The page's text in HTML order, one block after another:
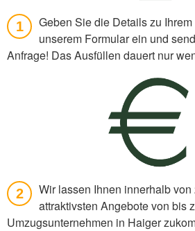
1
Geben Sie die Details zu
unserem Formular ein und
Anfrage! Das Ausfüllen dauert nur
2
Wir lassen Ihnen innerhalb
attraktivsten Angebote von bis
Umzugsunternehmen in Haiger